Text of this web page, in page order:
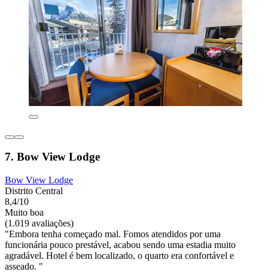
7. Bow View Lodge
Bow View Lodge
Distrito Central
8,4/10
Muito boa
(1.019 avaliações)
"Embora tenha começado mal. Fomos atendidos por uma
funcionária pouco prestável, acabou sendo uma estadia muito
agradável. Hotel é bem localizado, o quarto era confortável e
asseado. "